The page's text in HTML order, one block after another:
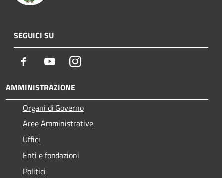
SEGUICI SU
Facebook YoutubeInstagram
AMMINISTRAZIONE
Organi di Governo
Aree Amministrative
Uffici
Enti e fondazioni
Politici